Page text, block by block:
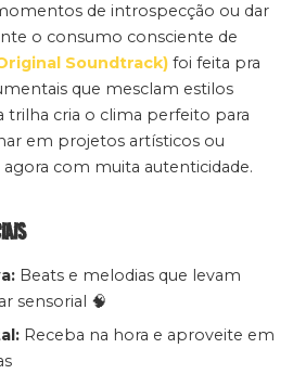
de introspecção ou dar
o consumo consciente de
Soundtrack) foi feita pra
que mesclam estilos
trilha cria o clima perfeito para
em projetos artísticos ou
com muita autenticidade.
Beats e melodias que levam
sensorial 🧠
Receba na hora e aproveite em